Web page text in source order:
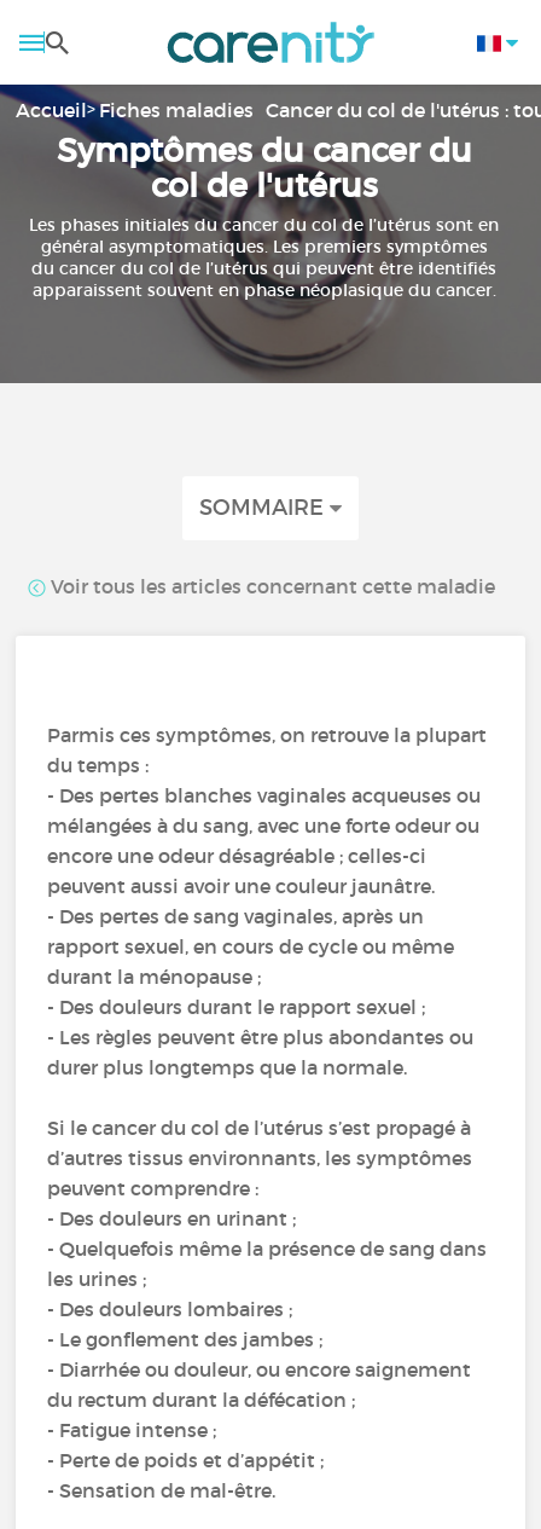
Accueil Fiches maladies Cancer du col de l'utérus :
Symptômes du cancer du
col de l'utérus
Les phases initiales du cancer du col de l’utérus sont en
général asymptomatiques. Les premiers symptômes
du cancer du col de l’utérus qui peuvent être identifiés
apparaissent souvent en phase néoplasique du cancer.
SOMMAIRE
Voir tous les articles concernant cette maladie
Parmis ces symptômes, on retrouve la plupart
du temps :
- Des pertes blanches vaginales acqueuses ou
mélangées à du sang, avec une forte odeur ou
encore une odeur désagréable ; celles-ci
peuvent aussi avoir une couleur jaunâtre.
- Des pertes de sang vaginales, après un
rapport sexuel, en cours de cycle ou même
durant la ménopause ;
- Des douleurs durant le rapport sexuel ;
- Les règles peuvent être plus abondantes ou
durer plus longtemps que la normale.
Si le cancer du col de l’utérus s’est propagé à
d’autres tissus environnants, les symptômes
peuvent comprendre :
- Des douleurs en urinant ;
- Quelquefois même la présence de sang dans
les urines ;
- Des douleurs lombaires ;
- Le gonflement des jambes ;
- Diarrhée ou douleur, ou encore saignement
du rectum durant la défécation ;
- Fatigue intense ;
- Perte de poids et d’appétit ;
- Sensation de mal-être.